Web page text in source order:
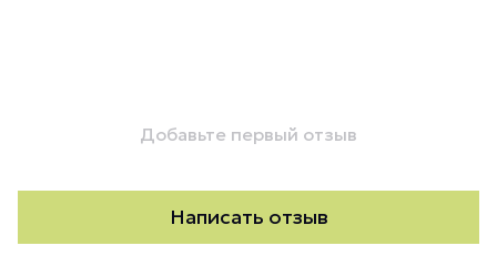
Добавьте первый отзыв
Написать отзыв